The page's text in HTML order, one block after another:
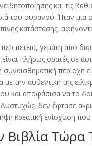
και τις
του ουρανού. Ήταν μια
κατάστασης,
περιπέτεια, γεμάτη από
πλήρως ορατές σε
περιοχή
την αυθεντική της
και αποφάσισα να το
δεν έφτασε
κρεατική ενίσχυση
Τώρα